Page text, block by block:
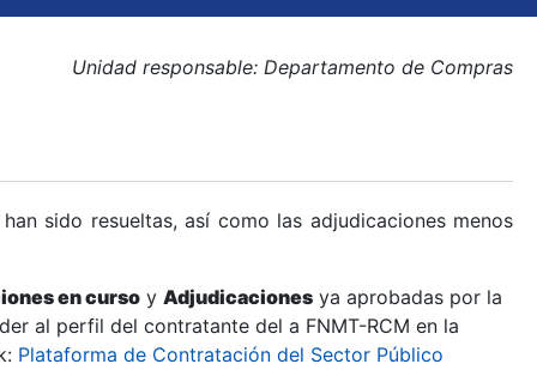
Unidad responsable: Departamento de Compras
sido resueltas, así como las adjudicaciones menos
en curso y Adjudicaciones ya aprobadas por la
al perfil del contratante del a FNMT-RCM en la
Plataforma de Contratación del Sector Público